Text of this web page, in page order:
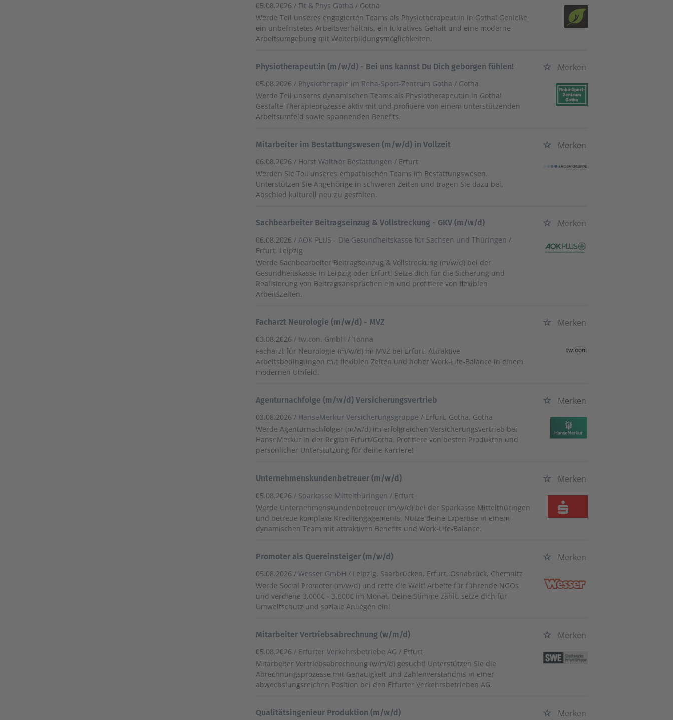
05.08.2026 / Fit & Phys Gotha / Gotha
Werde Teil unseres engagierten Teams als Physiotherapeut:in in Gotha! Genieße
ein unbefristetes Arbeitsverhältnis, ein lukratives Gehalt und eine moderne
Arbeitsumgebung mit Weiterbildungsmöglichkeiten.
Physiotherapeut:in (m/w/d) - Bei uns kannst Du Dich geborgen fühlen! Merken
05.08.2026 / Physiotherapie im Reha-Sport-Zentrum Gotha / Gotha
Werde Teil unseres dynamischen Teams als Physiotherapeut:in in Gotha!
Gestalte Therapieprozesse aktiv mit und profitiere von einem unterstützenden
Arbeitsumfeld sowie spannenden Benefits.
Mitarbeiter im Bestattungswesen (m/w/d) in Vollzeit Merken
06.08.2026 / Horst Walther Bestattungen / Erfurt
Werden Sie Teil unseres empathischen Teams im Bestattungswesen.
Unterstützen Sie Angehörige in schweren Zeiten und tragen Sie dazu bei,
Abschied kulturell neu zu gestalten.
Sachbearbeiter Beitragseinzug & Vollstreckung - GKV (m/w/d) Merken
06.08.2026 /AOK PLUS - Die Gesundheitskasse für Sachsen und Thüringen /
Erfurt, Leipzig
Werde Sachbearbeiter Beitragseinzug & Vollstreckung (m/w/d) bei der
Gesundheitskasse in Leipzig oder Erfurt! Setze dich für die Sicherung und
Realisierung von Beitragsansprüchen ein und profitiere von flexiblen
Arbeitszeiten.
Facharzt Neurologie (m/w/d) - MVZ Merken
03.08.2026 /tw.con. GmbH / Tonna
Facharzt für Neurologie (m/w/d) im MVZ bei Erfurt. Attraktive
Arbeitsbedingungen mit flexiblen Zeiten und hoher Work-Life-Balance in einem
modernen Umfeld.
Agenturnachfolge (m/w/d) Versicherungsvertrieb Merken
03.08.2026 / HanseMerkur Versicherungsgruppe / Erfurt, Gotha, Gotha
Werde Agenturnachfolger (m/w/d) im erfolgreichen Versicherungsvertrieb bei
HanseMerkur in der Region Erfurt/Gotha. Profitiere von besten Produkten und
persönlicher Unterstützung für deine Karriere!
Unternehmenskundenbetreuer (m/w/d) Merken
05.08.2026 / Sparkasse Mittelthüringen / Erfurt
Werde Unternehmenskundenbetreuer (m/w/d) bei der Sparkasse Mittelthüringen
und betreue komplexe Kreditengagements. Nutze deine Expertise in einem
dynamischen Team mit attraktiven Benefits und Work-Life-Balance.
Promoter als Quereinsteiger (m/w/d) Merken
05.08.2026 /Wesser GmbH / Leipzig, Saarbrücken, Erfurt, Osnabrück, Chemnitz
Werde Social Promoter (m/w/d) und rette die Welt! Arbeite für führende NGOs
und verdiene 3.000€ - 3.600€ im Monat. Deine Stimme zählt, setze dich für
Umweltschutz und soziale Anliegen ein!
Mitarbeiter Vertriebsabrechnung (w/m/d) Merken
05.08.2026 / Erfurter Verkehrsbetriebe AG / Erfurt
Mitarbeiter Vertriebsabrechnung (w/m/d) gesucht! Unterstützen Sie die
Abrechnungsprozesse mit Genauigkeit und Zahlenverständnis in einer
abwechslungsreichen Position bei den Erfurter Verkehrsbetrieben AG.
Qualitätsingenieur Produktion (m/w/d) Merken